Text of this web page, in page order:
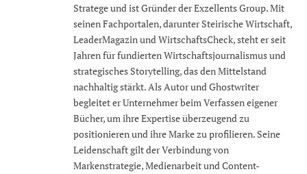
Stratege und ist Gründer der Exzellents Group. Mit
seinen Fachportalen, darunter Steirische Wirtschaft,
LeaderMagazin und WirtschaftsCheck, steht er seit
Jahren für fundierten Wirtschaftsjournalismus und
strategisches Storytelling, das den Mittelstand
nachhaltig stärkt. Als Autor und Ghostwriter
begleitet er Unternehmer beim Verfassen eigener
Bücher, um ihre Expertise überzeugend zu
positionieren und ihre Marke zu profilieren. Seine
Leidenschaft gilt der Verbindung von
Markenstrategie, Medienarbeit und Content-